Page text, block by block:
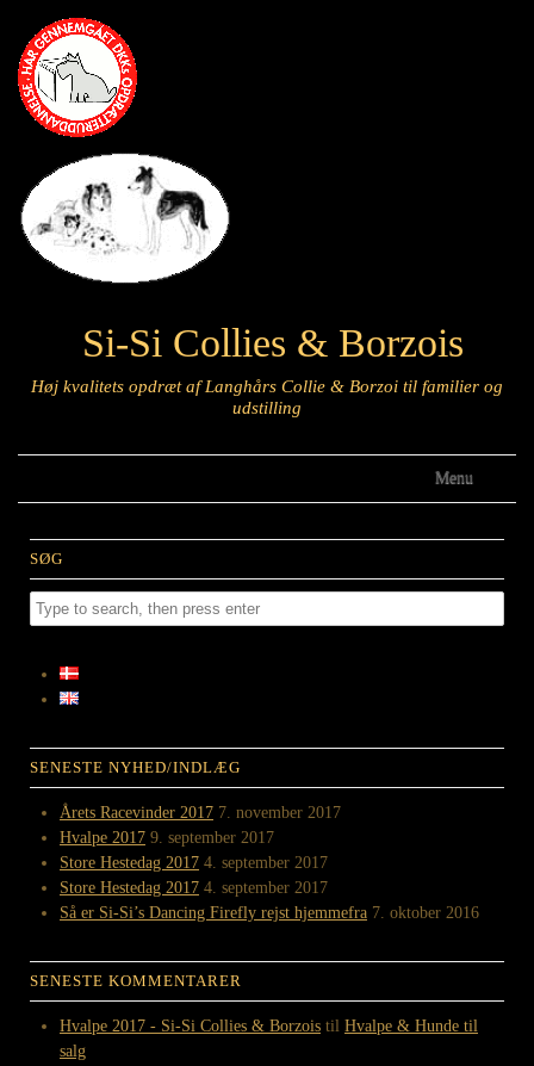
Si-Si Collies & Borzois
Høj kvalitets opdræt af Langhårs Collie & Borzoi til familier og
udstilling
Menu
SØG
SENESTE NYHED/INDLÆG
Årets Racevinder 2017 7. november 2017
Hvalpe 2017 9. september 2017
Store Hestedag 2017 4. september 2017
Store Hestedag 2017 4. september 2017
Så er Si-Si’s Dancing Firefly rejst hjemmefra 7. oktober 2016
SENESTE KOMMENTARER
Hvalpe 2017 - Si-Si Collies & Borzois til Hvalpe & Hunde til
salg